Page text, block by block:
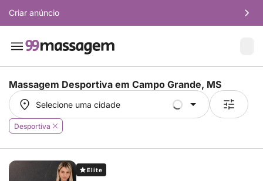
Criar anúncio
Massagem Desportiva em Campo Grande, MS
Selecione uma cidade
Selecione uma cidade
Desportiva
Elite